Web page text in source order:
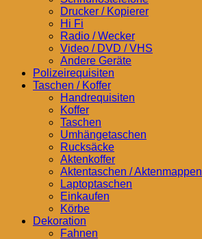
Drucker / Kopierer
Hi Fi
Radio / Wecker
Video / DVD / VHS
Andere Geräte
Polizeirequisiten
Taschen / Koffer
Handrequisiten
Koffer
Taschen
Umhängetaschen
Rucksäcke
Aktenkoffer
Aktentaschen / Aktenmappen
Laptoptaschen
Einkaufen
Körbe
Dekoration
Fahnen